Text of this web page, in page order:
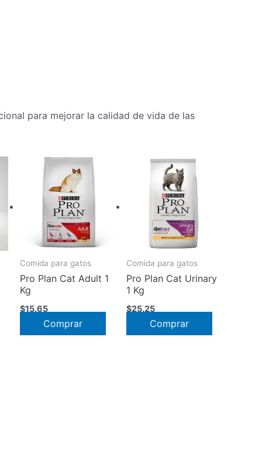
para mejorar la calidad de vida de las
producto
Comida para gatos
Pro Plan Cat Adult 1
Kg
$15.65
Comprar
Comida para gatos
Pro Plan Cat Urinary
1 Kg
$25.25
Comprar